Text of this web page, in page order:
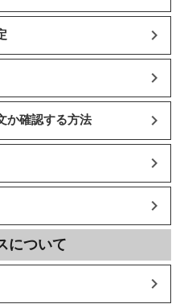
か確認する方法
について